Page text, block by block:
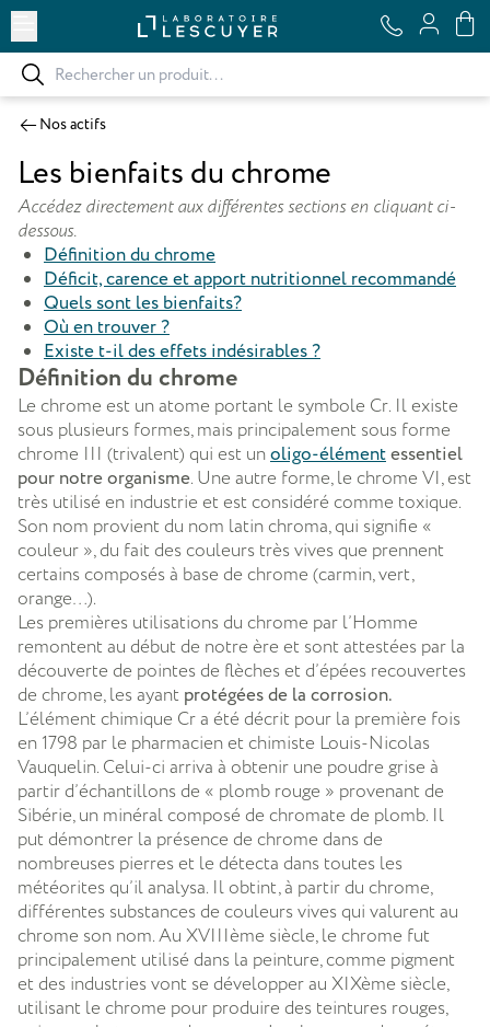
Nos actifs
Les bienfaits du chrome
Accédez directement aux différentes sections en cliquant ci-
dessous.
Définition du chrome
Déficit, carence et apport nutritionnel recommandé
Quels sont les bienfaits?
Où en trouver ?
Existe t-il des effets indésirables ?
Définition du chrome
Le chrome est un atome portant le symbole Cr. Il existe
sous plusieurs formes, mais principalement sous forme
chrome III (trivalent) qui est unoligo-élémentessentiel
pour notre organisme. Une autre forme, le chrome VI, est
très utilisé en industrie et est considéré comme toxique.
Son nom provient du nom latin chroma, qui signifie «
couleur », du fait des couleurs très vives que prennent
certains composés à base de chrome (carmin, vert,
orange…).
Les premières utilisations du chrome par l’Homme
remontent au début de notre ère et sont attestées par la
découverte de pointes de flèches et d’épées recouvertes
de chrome, les ayant protégées de la corrosion.
L’élément chimique Cr a été décrit pour la première fois
en 1798 par le pharmacien et chimiste Louis-Nicolas
Vauquelin. Celui-ci arriva à obtenir une poudre grise à
partir d’échantillons de « plomb rouge » provenant de
Sibérie, un minéral composé de chromate de plomb. Il
put démontrer la présence de chrome dans de
nombreuses pierres et le détecta dans toutes les
météorites qu’il analysa. Il obtint, à partir du chrome,
différentes substances de couleurs vives qui valurent au
chrome son nom. Au XVIIIème siècle, le chrome fut
principalement utilisé dans la peinture, comme pigment
et des industries vont se développer au XIXème siècle,
utilisant le chrome pour produire des teintures rouges,